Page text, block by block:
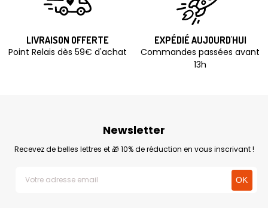
LIVRAISON OFFERTE
Point Relais dès 59€ d'achat
EXPÉDIÉ AUJOURD'HUI
Commandes passées avant
13h
Newsletter
Recevez de belles lettres et 🎁 10% de réduction en vous inscrivant !